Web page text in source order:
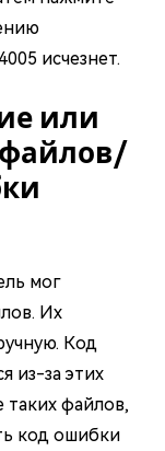
исчезнет.
или
мог
Их
Код
из-за этих
таких файлов,
код ошибки